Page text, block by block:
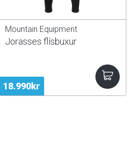
18.990kr
Mountain Equipment
Jorasses flísbuxur